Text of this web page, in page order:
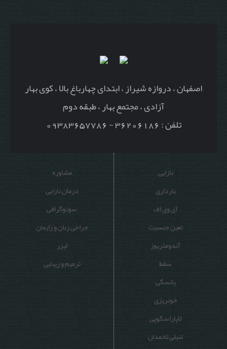
اصفهان ، دروازه شیراز ، ابتدای چهارباغ بالا ، کوی بهار
آزادی ، مجتمع بهار ، طبقه دوم
تلفن : 36206186 - 09383657786
نازایی
بارداری
آی وی اف
تعین جنسیت
آندومتریوز
سقط
یائسگی
خونریزی
لاپاراسکوپی
تنبلی تخمدان
مشاوره
درمان نازایی
سونوگرافی
جراحی زنان و زایمان
لیزر
ترمیم و زیبایی